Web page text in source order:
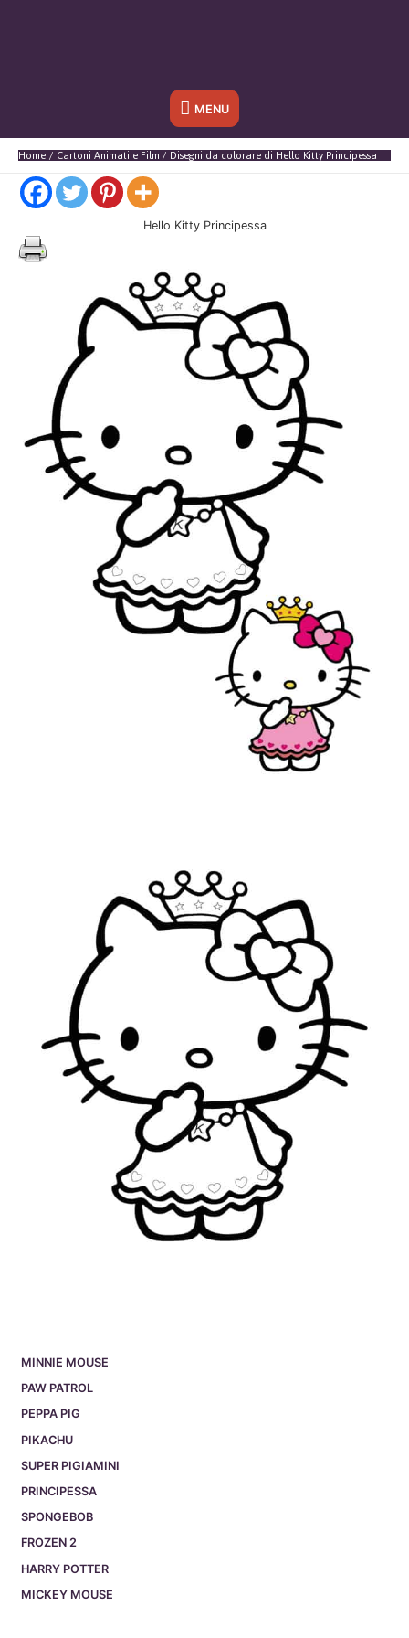
Sotto
l'header
MENU
Home Cartoni Animati e Film Disegni da colorare di Hello Kitty Principessa
MINNIE MOUSE
PAW PATROL
PEPPA PIG
PIKACHU
SUPER PIGIAMINI
PRINCIPESSA
SPONGEBOB
FROZEN 2
HARRY POTTER
MICKEY MOUSE
Hello Kitty Principessa